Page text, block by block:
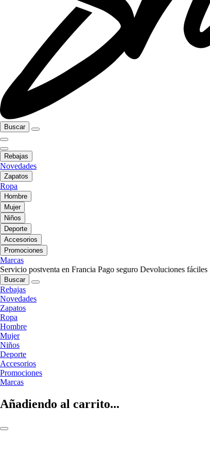
Buscar
Rebajas
Novedades
Zapatos
Ropa
Hombre
Mujer
Niños
Deporte
Accesorios
Promociones
Marcas
Servicio postventa en Francia Pago seguro Devoluciones fáciles
Buscar
Rebajas
Novedades
Zapatos
Ropa
Hombre
Mujer
Niños
Deporte
Accesorios
Promociones
Marcas
Añadiendo al carrito...